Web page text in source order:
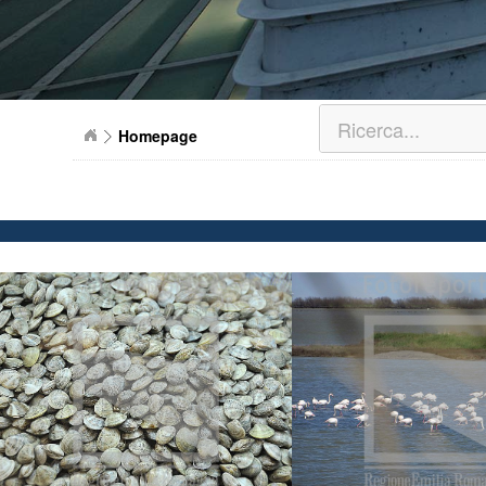
Homepage